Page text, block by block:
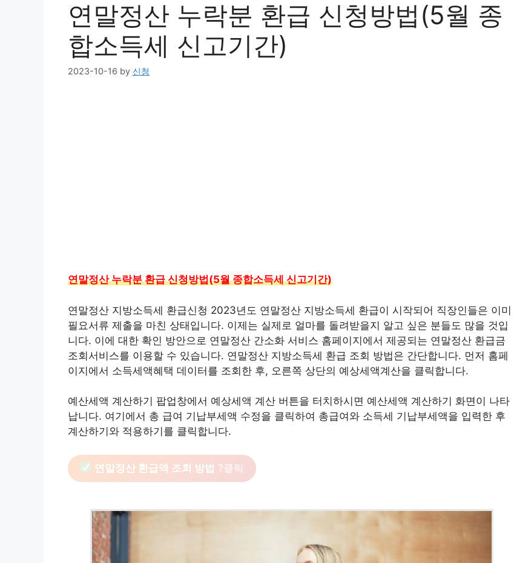
연말정산 누락분 환급 신청방법(5월 종
합소득세 신고기간)
2023-10-16 by 신청
연말정산 누락분 환급 신청방법(5월 종합소득세 신고기간)
연말정산 지방소득세 환급신청 2023년도 연말정산 지방소득세 환급이 시작되어 직장인들은 이미
필요서류 제출을 마친 상태입니다. 이제는 실제로 얼마를 돌려받을지 알고 싶은 분들도 많을 것입
니다. 이에 대한 확인 방안으로 연말정산 간소화 서비스 홈페이지에서 제공되는 연말정산 환급금
조회서비스를 이용할 수 있습니다. 연말정산 지방소득세 환급 조회 방법은 간단합니다. 먼저 홈페
이지에서 소득세액혜택 데이터를 조회한 후, 오른쪽 상단의 예상세액계산을 클릭합니다.
예산세액 계산하기 팝업창에서 예상세액 계산 버튼을 터치하시면 예산세액 계산하기 화면이 나타
납니다. 여기에서 총 급여 기납부세액 수정을 클릭하여 총급여와 소득세 기납부세액을 입력한 후
계산하기와 적용하기를 클릭합니다.
연말정산 환급액 조회 방법 ?클릭